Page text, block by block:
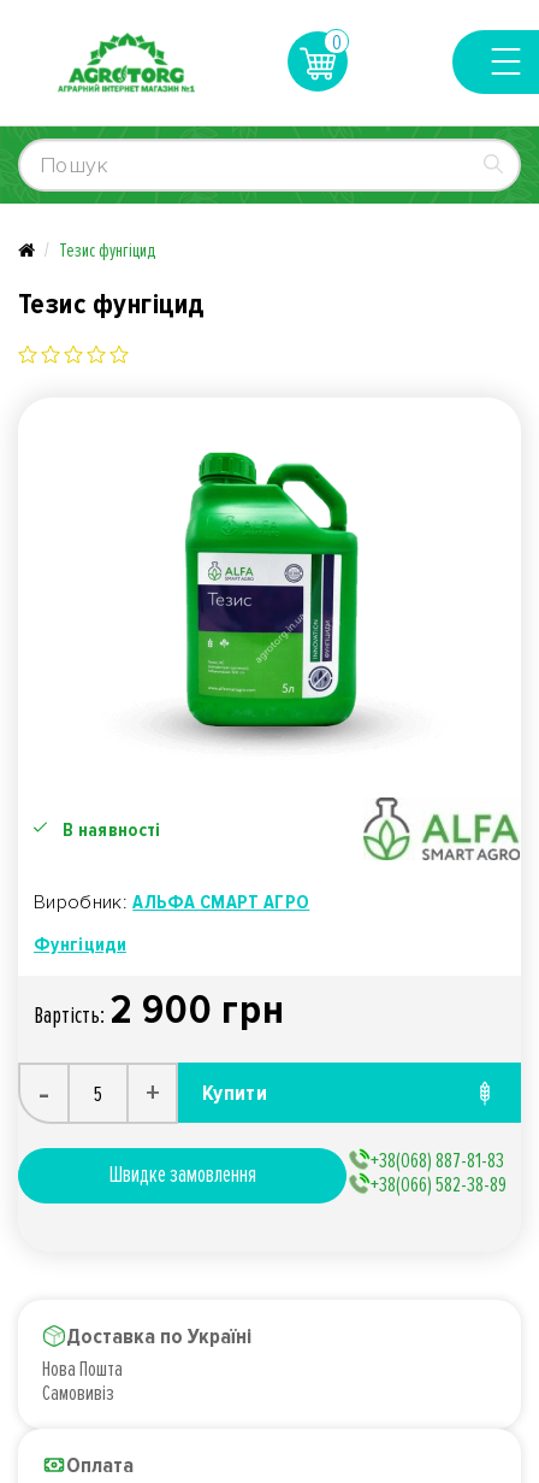
0
Тезис фунгіцид
Тезис фунгіцид
В наявності
Виробник:АЛЬФА СМАРТ АГРО
Фунгіциди
Вартiсть: 2 900 грн
- + Купити
Швидке замовлення
+38(068) 887-81-83
+38(066) 582-38-89
Доставка по Україні
Нова Пошта
Самовивіз
Оплата